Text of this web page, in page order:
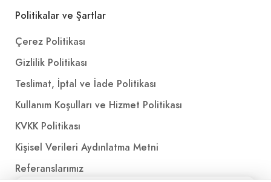
Politikalar ve Şartlar
Çerez Politikası
Gizlilik Politikası
Teslimat, İptal ve İade Politikası
Kullanım Koşulları ve Hizmet Politikası
KVKK Politikası
Kişisel Verileri Aydınlatma Metni
Referanslarımız